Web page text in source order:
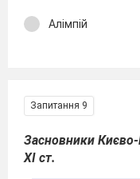
Алімпій
Запитання 9
Засновники
ХІ ст.